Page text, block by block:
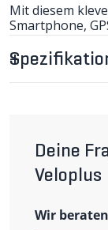
Mit diesem
Smartphone,
schlapp, wenn
dabei ist. Nur
schon steht
Laden der
Deine
Veloplus
Wir